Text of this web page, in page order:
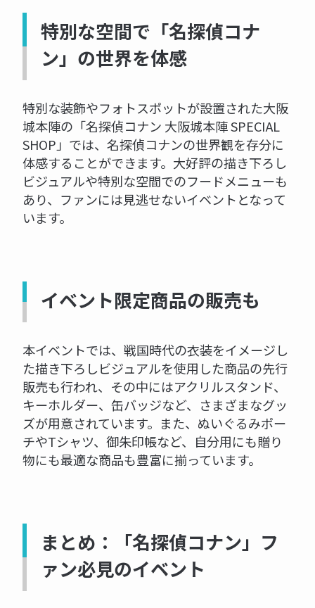
特別な空間で「名探偵コナ
ン」の世界を体感
特別な装飾やフォトスポットが設置された大阪
城本陣の「名探偵コナン 大阪城本陣 SPECIAL
SHOP」では、名探偵コナンの世界観を存分に
体感することができます。大好評の描き下ろし
ビジュアルや特別な空間でのフードメニューも
あり、ファンには見逃せないイベントとなって
います。
イベント限定商品の販売も
本イベントでは、戦国時代の衣装をイメージし
た描き下ろしビジュアルを使用した商品の先行
販売も行われ、その中にはアクリルスタンド、
キーホルダー、缶バッジなど、さまざまなグッ
ズが用意されています。また、ぬいぐるみポー
チやTシャツ、御朱印帳など、自分用にも贈り
物にも最適な商品も豊富に揃っています。
まとめ：「名探偵コナン」フ
ァン必見のイベント